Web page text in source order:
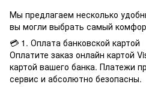
Мы предлагаем несколько
вы могли выбрать самый
💳 1. Оплата банковской картой
Оплатите заказ онлайн картой
картой вашего банка. Платежи
сервис и абсолютно безопасны.